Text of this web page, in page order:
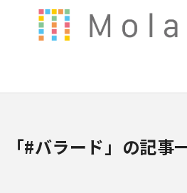
「#バラード」の記事